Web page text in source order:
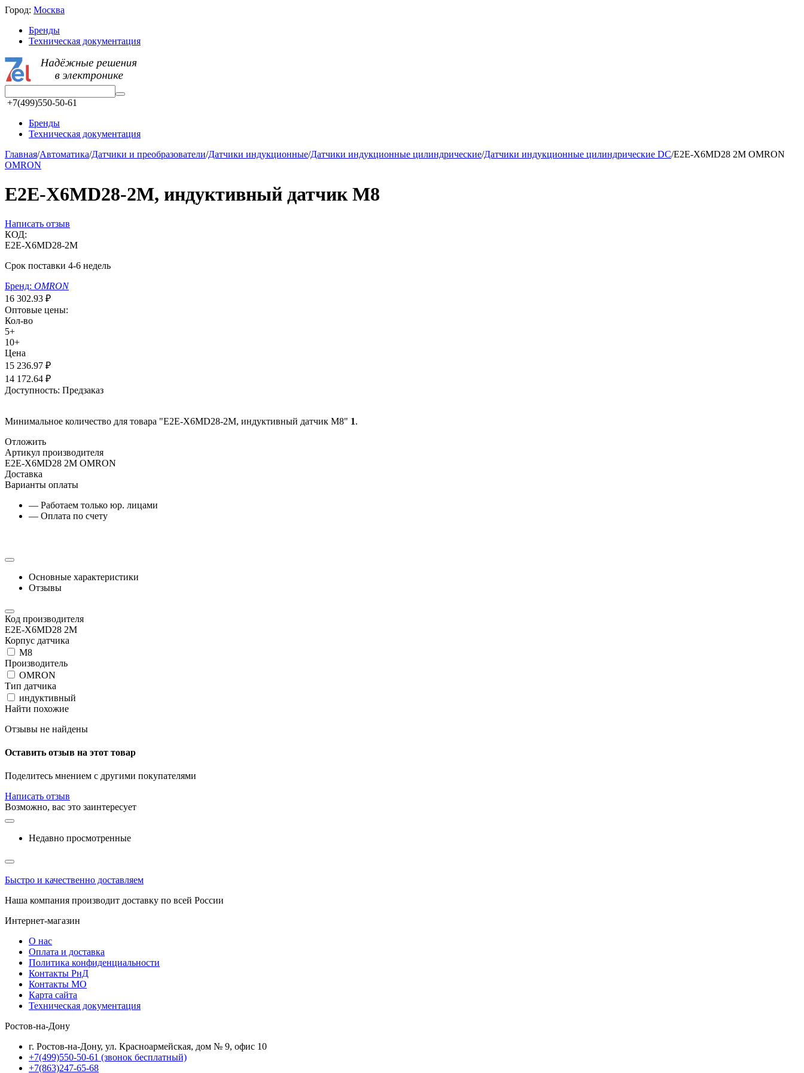
Город: Москва
Бренды
Техническая документация
+7(499)550-50-61
Бренды
Техническая документация
Главная/Автоматика/Датчики и преобразователи/Датчики индукционные/Датчики индукционные цилиндрические/Датчики индукционные цилиндрические DC/E2E-X6MD28 2M OMRON
OMRON
E2E-X6MD28-2M, индуктивный датчик М8
Написать отзыв
КОД:
E2E-X6MD28-2M
Срок поставки 4-6 недель
Бренд: OMRON
16 302.93 ₽
Оптовые цены:
Кол-во
5+
10+
Цена
15 236.97 ₽
14 172.64 ₽
Доступность: Предзаказ
Минимальное количество для товара "E2E-X6MD28-2M, индуктивный датчик М8" 1.
Отложить
Артикул производителя
E2E-X6MD28 2M OMRON
Доставка
Варианты оплаты
— Работаем только юр. лицами
— Оплата по счету
Основные характеристики
Отзывы
Код производителя
E2E-X6MD28 2M
Корпус датчика
М8
Производитель
OMRON
Тип датчика
индуктивный
Найти похожие
Отзывы не найдены
Оставить отзыв на этот товар
Поделитесь мнением с другими покупателями
Написать отзыв
Возможно, вас это заинтересует
Недавно просмотренные
Быстро и качественно доставляем
Наша компания производит доставку по всей России
Интернет-магазин
О нас
Оплата и доставка
Политика конфиденциальности
Контакты РнД
Контакты МО
Карта сайта
Техническая документация
Ростов-на-Дону
г. Ростов-на-Дону, ул. Красноармейская, дом № 9, офис 10
+7(499)550-50-61 (звонок бесплатный)
+7(863)247-65-68